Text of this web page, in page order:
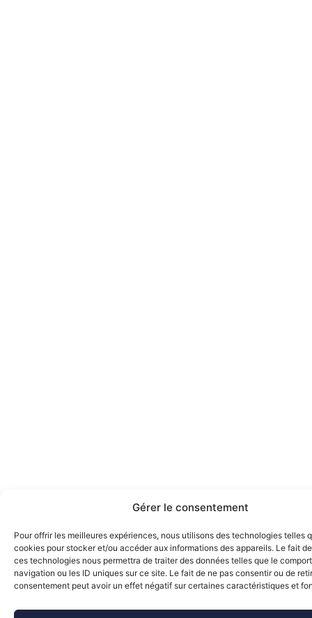
Gérer le consentement
Pour offrir les meilleures expériences, nous utilisons des technologies telles
cookies pour stocker et/ou accéder aux informations des appareils. Le fait
ces technologies nous permettra de traiter des données telles que le
navigation ou les ID uniques sur ce site. Le fait de ne pas consentir ou de
consentement peut avoir un effet négatif sur certaines caractéristiques et